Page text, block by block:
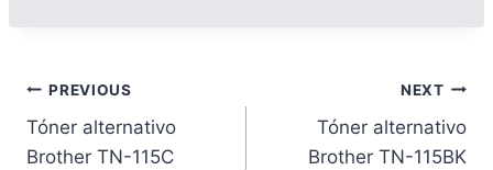
PREVIOUS
Tóner alternativo
Brother TN-115C
NEXT
Tóner alternativo
Brother TN-115BK